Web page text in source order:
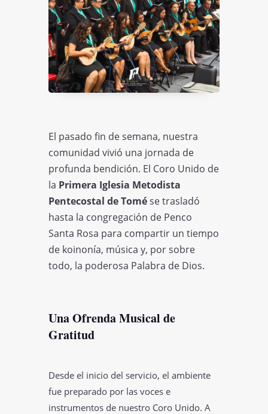
El pasado fin de semana, nuestra
comunidad vivió una jornada de
profunda bendición. El Coro Unido de
la Primera Iglesia Metodista
Pentecostal de Tomése trasladó
hasta la congregación de Penco
Santa Rosa para compartir un tiempo
de koinonía, música y, por sobre
todo, la poderosa Palabra de Dios.
Una Ofrenda Musical de
Gratitud
Desde el inicio del servicio, el ambiente
fue preparado por las voces e
instrumentos de nuestro Coro Unido. A